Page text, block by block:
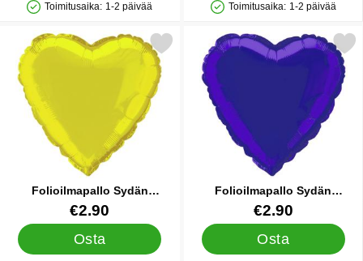
Saatavuus: Varastossa
Toimitusaika: 1-2 päivää
Saatavuus: Varastossa
Toimitusaika: 1-2 päivää
Folioilmapallo Sydän
Keltainen
Tuote.nro 5747€2.90
Osta
Merkitse folioilmapallo Sydän Keltainen suosikiksi
Folioilmapallo Sydän
Tummansininen
Tuote.nro 5748€2.90
Osta
Merkitse folioilmapallo Sydän